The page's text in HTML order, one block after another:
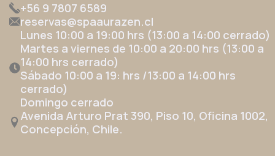
+56 9 7807 6589
reservas@spaaurazen.cl
Lunes 10:00 a 19:00 hrs (13:00 a 14:00 cerrado)
Martes a viernes de 10:00 a 20:00 hrs (13:00 a
14:00 hrs cerrado)
Sábado 10:00 a 19: hrs /13:00 a 14:00 hrs
cerrado)
Domingo cerrado
Avenida Arturo Prat 390, Piso 10, Oficina 1002,
Concepción, Chile.